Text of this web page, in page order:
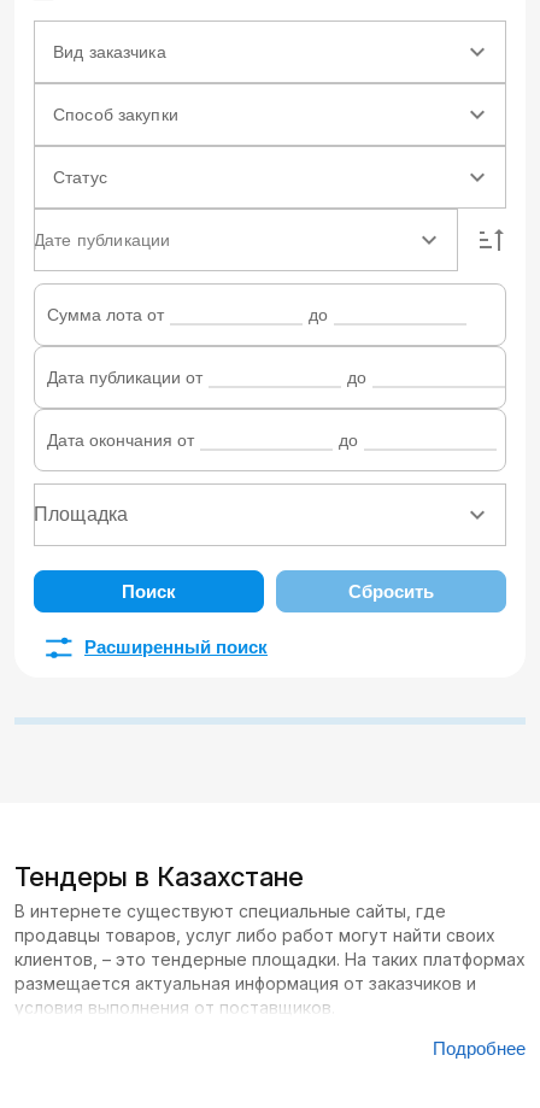
Вид заказчика
Способ закупки
Статус
Дате публикации
Сумма лота от до
Дата публикации от до
Дата окончания от до
Поиск Сбросить
Расширенный поиск
Тендеры в Казахстане
В интернете существуют специальные сайты, где
продавцы товаров, услуг либо работ могут найти своих
клиентов, – это тендерные площадки. На таких платформах
размещается актуальная информация от заказчиков и
условия выполнения от поставщиков.
Подробнее